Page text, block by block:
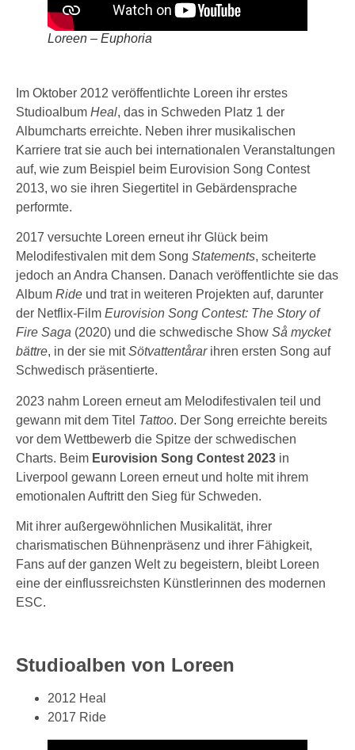
Loreen – Euphoria
Im Oktober 2012 veröffentlichte Loreen ihr erstes
Studioalbum Heal, das in Schweden Platz 1 der
Albumcharts erreichte. Neben ihrer musikalischen
Karriere trat sie auch bei internationalen Veranstaltungen
auf, wie zum Beispiel beim Eurovision Song Contest
2013, wo sie ihren Siegertitel in Gebärdensprache
performte.
2017 versuchte Loreen erneut ihr Glück beim
Melodifestivalen mit dem Song Statements, scheiterte
jedoch an Andra Chansen. Danach veröffentlichte sie das
Album Ride und trat in weiteren Projekten auf, darunter
der Netflix-Film Eurovision Song Contest: The Story of
Fire Saga (2020) und die schwedische Show Så mycket
bättre, in der sie mitSötvattentårarihren ersten Song auf
Schwedisch präsentierte.
2023 nahm Loreen erneut am Melodifestivalen teil und
gewann mit dem Titel Tattoo. Der Song erreichte bereits
vor dem Wettbewerb die Spitze der schwedischen
Charts. Beim Eurovision Song Contest 2023 in
Liverpool gewann Loreen erneut und holte mit ihrem
emotionalen Auftritt den Sieg für Schweden.
Mit ihrer außergewöhnlichen Musikalität, ihrer
charismatischen Bühnenpräsenz und ihrer Fähigkeit,
Fans auf der ganzen Welt zu begeistern, bleibt Loreen
eine der einflussreichsten Künstlerinnen des modernen
ESC.
Studioalben von Loreen
2012 Heal
2017 Ride